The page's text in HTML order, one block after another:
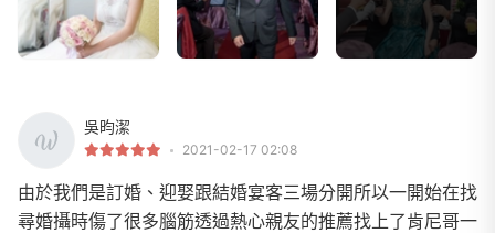
吳昀潔
2021-02-17 02:08
由於我們是訂婚、迎娶跟結婚宴客三場分開所以一開始在找
尋婚攝時傷了很多腦筋透過熱心親友的推薦找上了肯尼哥一